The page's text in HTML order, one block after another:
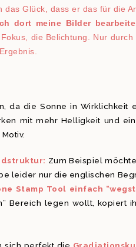
Glück, dass er das für die
dort meine Bilder
die Belichtung. Nur durch
da die Sonne in Wirklichkeit
mit mehr Helligkeit und
Zum Beispiel
leider nur die englischen
Stamp Tool einfach
Bereich legen wollt, kopiert